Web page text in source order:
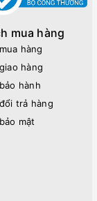
mua hàng
hàng
hàng
hành
trả hàng
mật